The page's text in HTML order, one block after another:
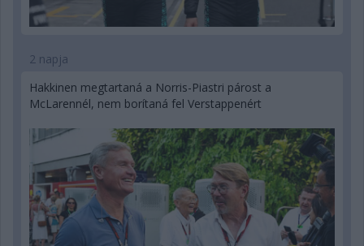
2 napja
Hakkinen megtartaná a Norris-Piastri párost a
McLarennél, nem borítaná fel Verstappenért